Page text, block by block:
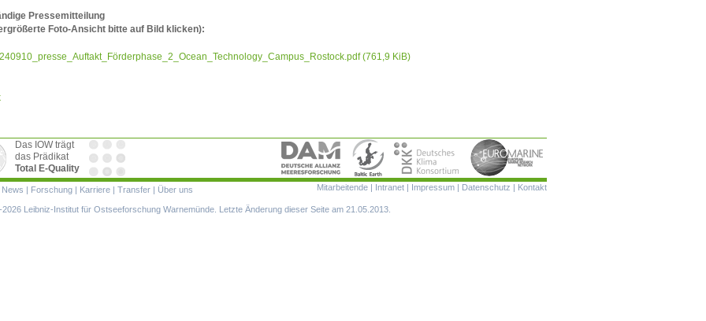
Pressemitteilung
Foto-Ansicht bitte auf Bild klicken):
(761,9 KiB)
Das IOW trägt
das Prädikat
Total E-Quality
Navigation
Mitarbeitende | Intranet | Impressum | Datenschutz | Kontakt
News | Forschung | Karriere | Transfer | Über uns
Leibniz-Institut für Ostseeforschung Warnemünde. Letzte Änderung dieser Seite am 21.05.2013.